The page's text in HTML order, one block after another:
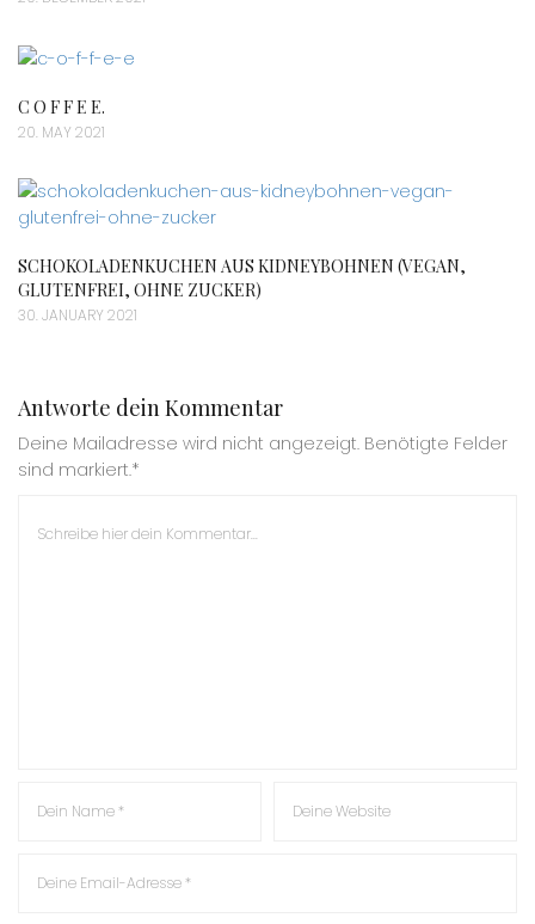
C O F F E E.
20. MAY 2021
SCHOKOLADENKUCHEN AUS KIDNEYBOHNEN (VEGAN,
GLUTENFREI, OHNE ZUCKER)
30. JANUARY 2021
Antworte dein Kommentar
Deine Mailadresse wird nicht angezeigt. Benötigte Felder
sind markiert.*